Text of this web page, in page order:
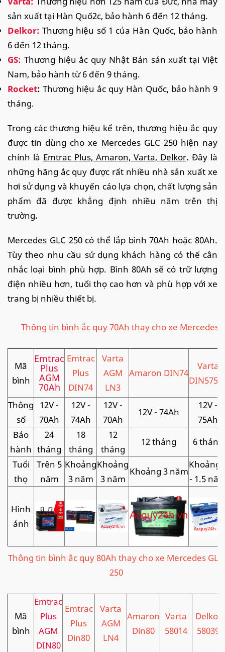
sản xuất tại Hàn Quố2c, bảo hành 6 đến 12 tháng.
Delkor: Thương hiệu số 1 của Hàn Quốc, bảo hành
6 đến 12 tháng.
GS: Thương hiệu ắc quy Nhật Bản sản xuất tại Việt
Nam, bảo hành từ 6 đến 9 tháng.
Rocket: Thương hiệu ắc quy Hàn Quốc, bảo hành 9
tháng.
Trong các thương hiệu kể trên, thương hiệu ắc quy
được tin dùng cho xe Mercedes GLC 250 hiện nay
chính là Emtrac Plus, Amaron, Varta, Delkor. Đây là
những hãng ắc quy được rất nhiều nhà sản xuất xe
hơi sử dụng và khuyến cáo lựa chọn, chất lượng sản
phẩm đã được khẳng định nhiều năm trên thị
trường.
Mercedes GLC 250 có thể lắp bình 70Ah hoặc 80Ah.
Tùy theo nhu cầu sử dụng khách hàng có thể cân
nhắc loại bình phù hợp. Bình 80Ah sẽ có trữ lượng
điện nhiều hơn, tuổi thọ cao hơn và phù hợp với xe
trang bị nhiều thiết bị.
Thông tin bình ắc quy 70Ah thay cho xe Mercedes
Mã
bình
Emtrac
Plus
AGM
70Ah
Emtrac
Plus
DIN74
Varta
AGM
LN3
Amaron DIN74
Varta
Thông
số
12V -
70Ah
12V -
74Ah
12V -
70Ah
12V - 74Ah
12V -
75Ah
Bảo
hành
24
tháng
18
tháng
12
tháng
12 tháng
6 tháng
Tuổi
thọ
Trên 5
năm
Khoảng
3 năm
Khoảng
3 năm
Khoảng 3 năm
Khoảng
- 1.5
Hình
ảnh
Thông tin bình ắc quy 80Ah thay cho xe Mercedes GLC
250
Mã
bình
Emtrac
Plus
AGM
DIN80
Emtrac
Plus
Din80
Varta
AGM
LN4
Amaron
Din80
Varta
58014
Delkor
58039